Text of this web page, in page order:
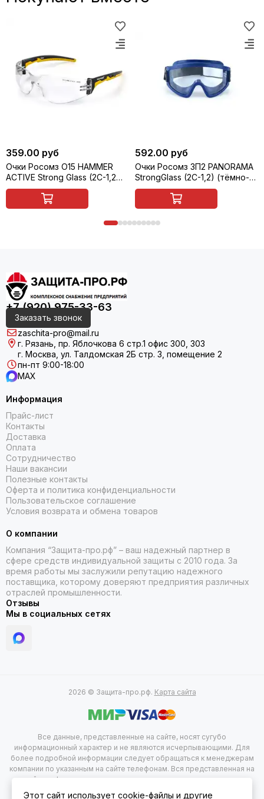
359.00 руб
Очки Росомз О15 HAMMER
ACTIVE Strong Glass (2С-1,2
PC), открытые, арт. 11537
592.00 руб
Очки Росомз ЗП2 PANORAMA
StrongGlass (2С-1,2) (тёмно-
синий корпус) закрытые с
прямой вентиляцией, арт.
30237
+7 (920) 975-33-63
Заказать звонок
zaschita-pro@mail.ru
г. Рязань, пр. Яблочкова 6 стр.1 офис 300, 303
г. Москва, ул. Талдомская 2Б стр. 3, помещение 2
пн-пт 9:00-18:00
MAX
Информация
Прайс-лист
Контакты
Доставка
Оплата
Сотрудничество
Наши вакансии
Полезные контакты
Оферта и политика конфиденциальности
Пользовательское соглашение
Условия возврата и обмена товаров
О компании
Компания “Защита-про.рф” – ваш надежный партнер в
сфере средств индивидуальной защиты с 2010 года. За
время работы мы заслужили репутацию надежного
поставщика, которому доверяют предприятия различных
отраслей промышленности.
Отзывы
Мы в социальных сетях
2026 © Защита-про.рф. Карта сайта
Все данные, представленные на сайте, носят сугубо
информационный характер и не являются исчерпывающими. Для
более подробной информации следует обращаться к менеджерам
компании по указанным на сайте телефонам. Вся представленная на
сайте информация, касающаяся комплектации, технических
характеристик, цветовых сочетаний, а так же стоимости продукции
Этот сайт использует cookie-файлы и другие